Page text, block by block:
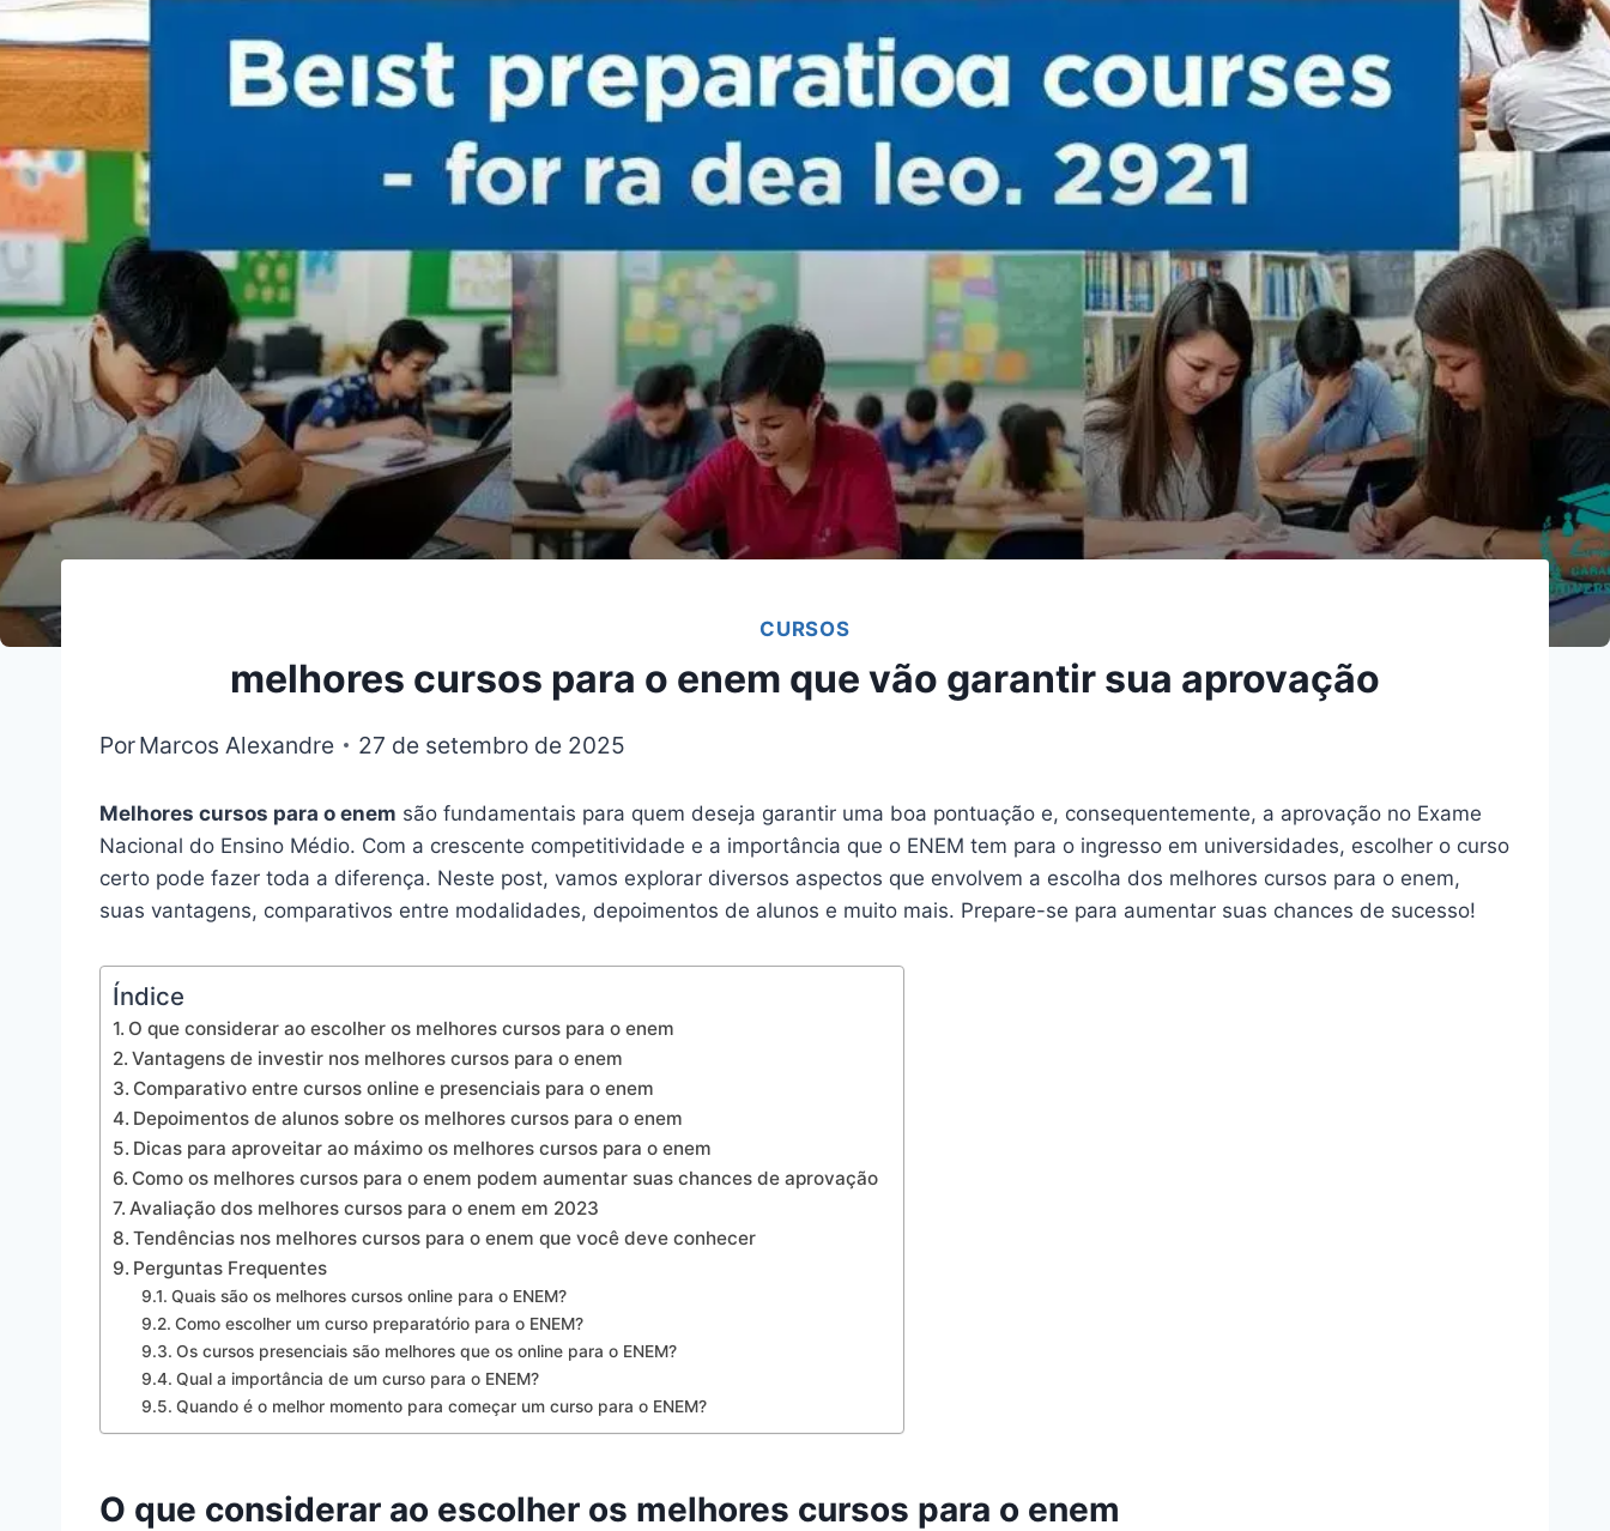
CURSOS
melhores cursos para o enem que vão garantir sua aprovação
PorMarcos Alexandre 27 de setembro de 2025
Melhores cursos para o enem são fundamentais para quem deseja garantir uma boa pontuação e, consequentemente, a aprovação no Exame
Nacional do Ensino Médio. Com a crescente competitividade e a importância que o ENEM tem para o ingresso em universidades, escolher o curso
certo pode fazer toda a diferença. Neste post, vamos explorar diversos aspectos que envolvem a escolha dos melhores cursos para o enem,
suas vantagens, comparativos entre modalidades, depoimentos de alunos e muito mais. Prepare-se para aumentar suas chances de sucesso!
Índice
O que considerar ao escolher os melhores cursos para o enem
Vantagens de investir nos melhores cursos para o enem
Comparativo entre cursos online e presenciais para o enem
Depoimentos de alunos sobre os melhores cursos para o enem
Dicas para aproveitar ao máximo os melhores cursos para o enem
Como os melhores cursos para o enem podem aumentar suas chances de aprovação
Avaliação dos melhores cursos para o enem em 2023
Tendências nos melhores cursos para o enem que você deve conhecer
Perguntas Frequentes
Quais são os melhores cursos online para o ENEM?
Como escolher um curso preparatório para o ENEM?
Os cursos presenciais são melhores que os online para o ENEM?
Qual a importância de um curso para o ENEM?
Quando é o melhor momento para começar um curso para o ENEM?
O que considerar ao escolher os melhores cursos para o enem